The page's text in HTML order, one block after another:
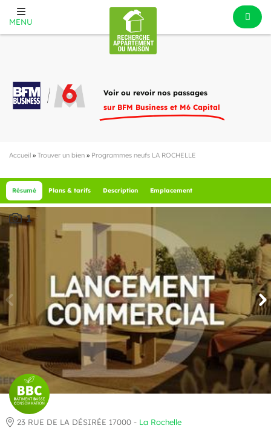
MENU
Voir ou revoir nos passages
sur BFM Business et M6 Capital
Accueil » Trouver un bien » Programmes neufs LA ROCHELLE
Résumé Plans & tarifs Description Emplacement
1
23 RUE DE LA DÉSIRÉE 17000 - La Rochelle